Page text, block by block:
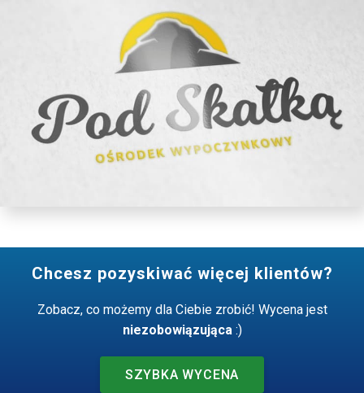
Chcesz pozyskiwać więcej klientów?
Zobacz, co możemy dla Ciebie zrobić! Wycena jest
niezobowiązująca:)
SZYBKA WYCENA